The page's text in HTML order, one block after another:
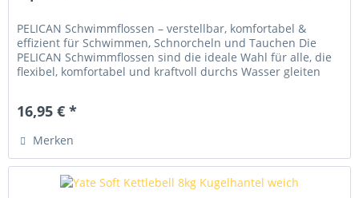
PELICAN Schwimmflossen – verstellbar, komfortabel &
effizient für Schwimmen, Schnorcheln und Tauchen Die
PELICAN Schwimmflossen sind die ideale Wahl für alle, die
flexibel, komfortabel und kraftvoll durchs Wasser gleiten
16,95 € *
Merken